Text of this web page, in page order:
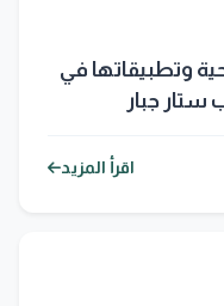
وتطبيقاتها في
ستار جبار
اقرأ المزيد